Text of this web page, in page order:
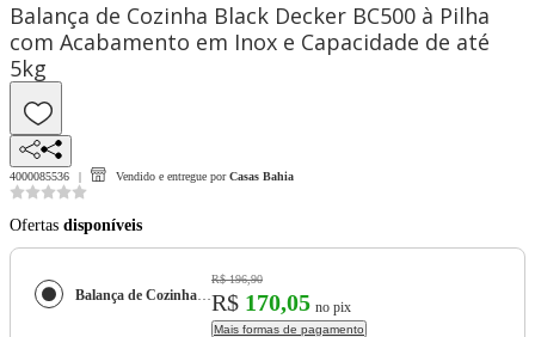
Balança de Cozinha Black Decker BC500 à Pilha
com Acabamento em Inox e Capacidade de até
5kg
4000085536 Vendido e entregue por Casas Bahia
Ofertas disponíveis
Balança de Cozinha Black Decker BC500 à Pilha com Acabamento em Inox e Capacidade de até 5kg
R$ 196,90
R$ 170,05 no pix
Mais formas de pagamento